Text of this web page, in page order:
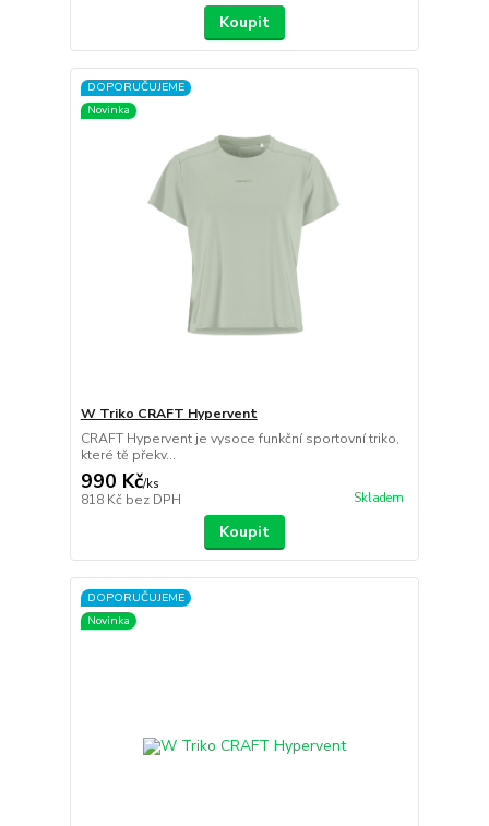
Koupit
DOPORUČUJEME
Novinka
W Triko CRAFT Hypervent
CRAFT Hypervent je vysoce funkční sportovní triko,
které tě překv...
990 Kč/ks
818 Kč bez DPH Skladem
Koupit
DOPORUČUJEME
Novinka